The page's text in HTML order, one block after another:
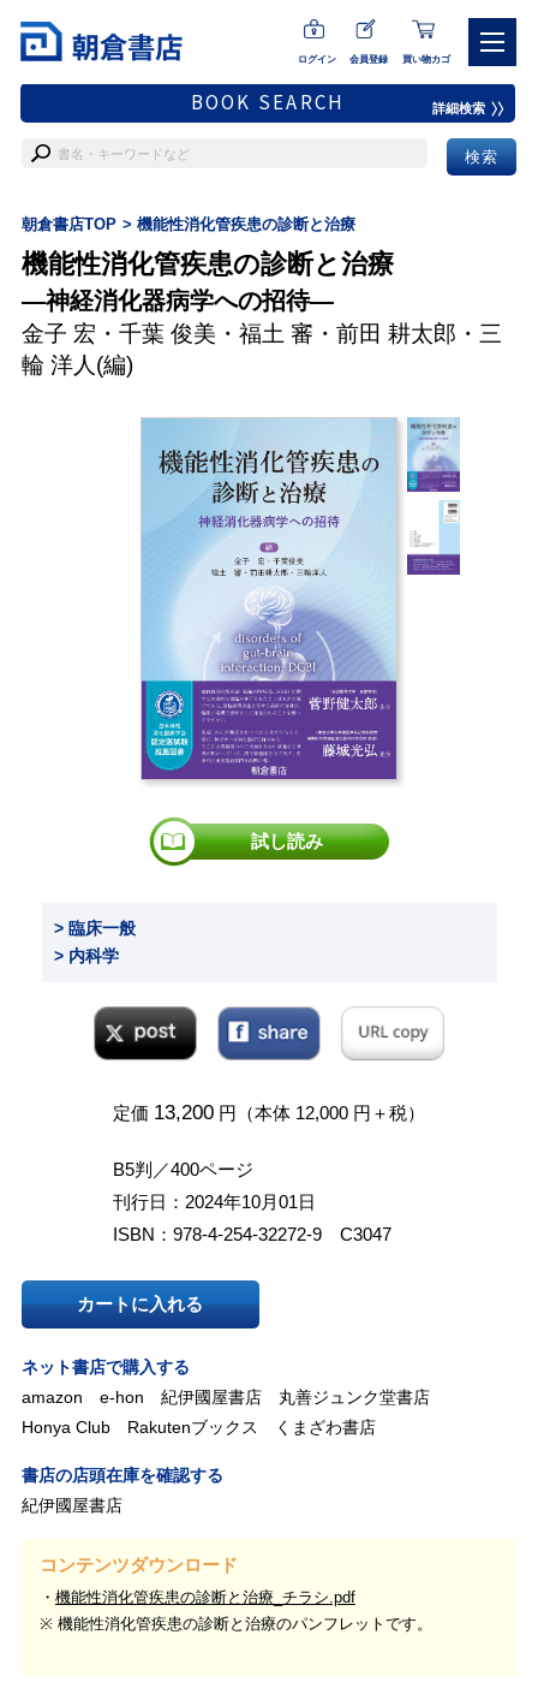
ログイン 会員登録 買い物カゴ
BOOK SEARCH 詳細検索
朝倉書店TOP 機能性消化管疾患の診断と治療
機能性消化管疾患の診断と治療
―神経消化器病学への招待―
金子 宏 ・ 千葉 俊美 ・ 福土 審 ・ 前田 耕太郎 ・ 三
輪 洋人 (編)
試し読み
> 臨床一般
> 内科学
定価 13,200 円（本体 12,000 円＋税）
B5判／400ページ
刊行日：2024年10月01日
ISBN：978-4-254-32272-9 C3047
カートに入れる
ネット書店で購入する
amazon
e-hon 紀伊國屋書店
丸善ジュンク堂書店
Honya Club
Rakutenブックス くまざわ書店
書店の店頭在庫を確認する
紀伊國屋書店
コンテンツダウンロード
機能性消化管疾患の診断と治療_チラシ.pdf
※ 機能性消化管疾患の診断と治療のパンフレットです。